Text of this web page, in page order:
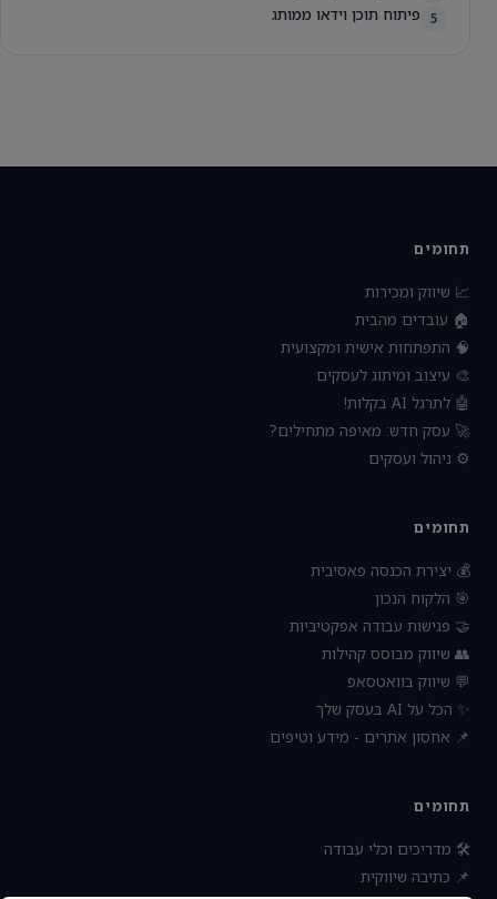
5 פיתוח תוכן וידאו ממותג
תחומים
📈 שיווק ומכירות
🏠 עובדים מהבית
🧠 התפתחות אישית ומקצועית
🎨 עיצוב ומיתוג לעסקים
🤖 לתרגל AI בקלות!
🚀 עסק חדש: מאיפה מתחילים?
⚙️ ניהול ועסקים
תחומים
💰 יצירת הכנסה פאסיבית
🎯 הלקוח הנכון
🤝 פגישות עבודה אפקטיביות
👥 שיווק מבוסס קהילות
💬 שיווק בוואטסאפ
✨ הכל על AI בעסק שלך
📌 אחסון אתרים - מידע וטיפים
תחומים
🛠 מדריכים וכלי עבודה
📌 כתיבה שיווקית